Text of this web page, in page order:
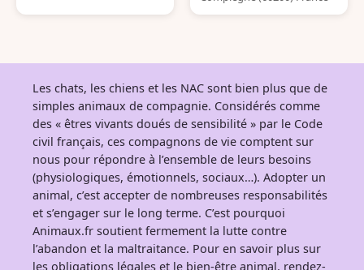
Les chats, les chiens et les NAC sont bien plus que de
simples animaux de compagnie. Considérés comme
des « êtres vivants doués de sensibilité » par le Code
civil français, ces compagnons de vie comptent sur
nous pour répondre à l’ensemble de leurs besoins
(physiologiques, émotionnels, sociaux…). Adopter un
animal, c’est accepter de nombreuses responsabilités
et s’engager sur le long terme. C’est pourquoi
Animaux.fr soutient fermement la lutte contre
l’abandon et la maltraitance. Pour en savoir plus sur
les obligations légales et le bien-être animal, rendez-